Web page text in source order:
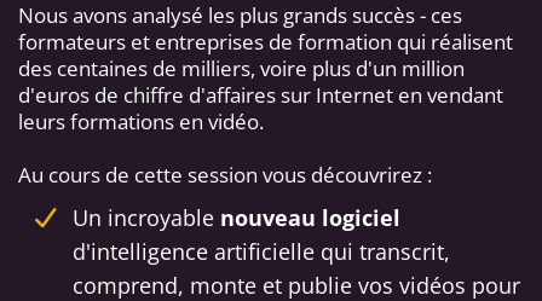
Nous avons analysé les plus grands succès - ces
formateurs et entreprises de formation qui réalisent
des centaines de milliers, voire plus d'un million
d'euros de chiffre d'affaires sur Internet en vendant
leurs formations en vidéo.
Au cours de cette session vous découvrirez :
Un incroyable nouveau logiciel
d'intelligence artificielle qui transcrit,
comprend, monte et publie vos vidéos pour